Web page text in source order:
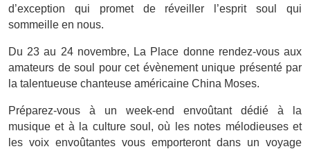
d’exception qui promet de réveiller l’esprit soul qui
sommeille en nous.
Du 23 au 24 novembre, La Place donne rendez-vous aux
amateurs de soul pour cet évènement unique présenté par
la talentueuse chanteuse américaine China Moses.
Préparez-vous à un week-end envoûtant dédié à la
musique et à la culture soul, où les notes mélodieuses et
les voix envoûtantes vous emporteront dans un voyage